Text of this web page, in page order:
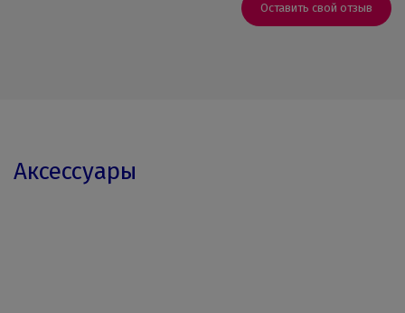
Оставить свой отзыв
Аксессуары